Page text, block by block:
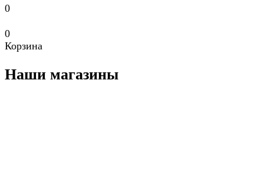
0
0
Корзина
Наши магазины